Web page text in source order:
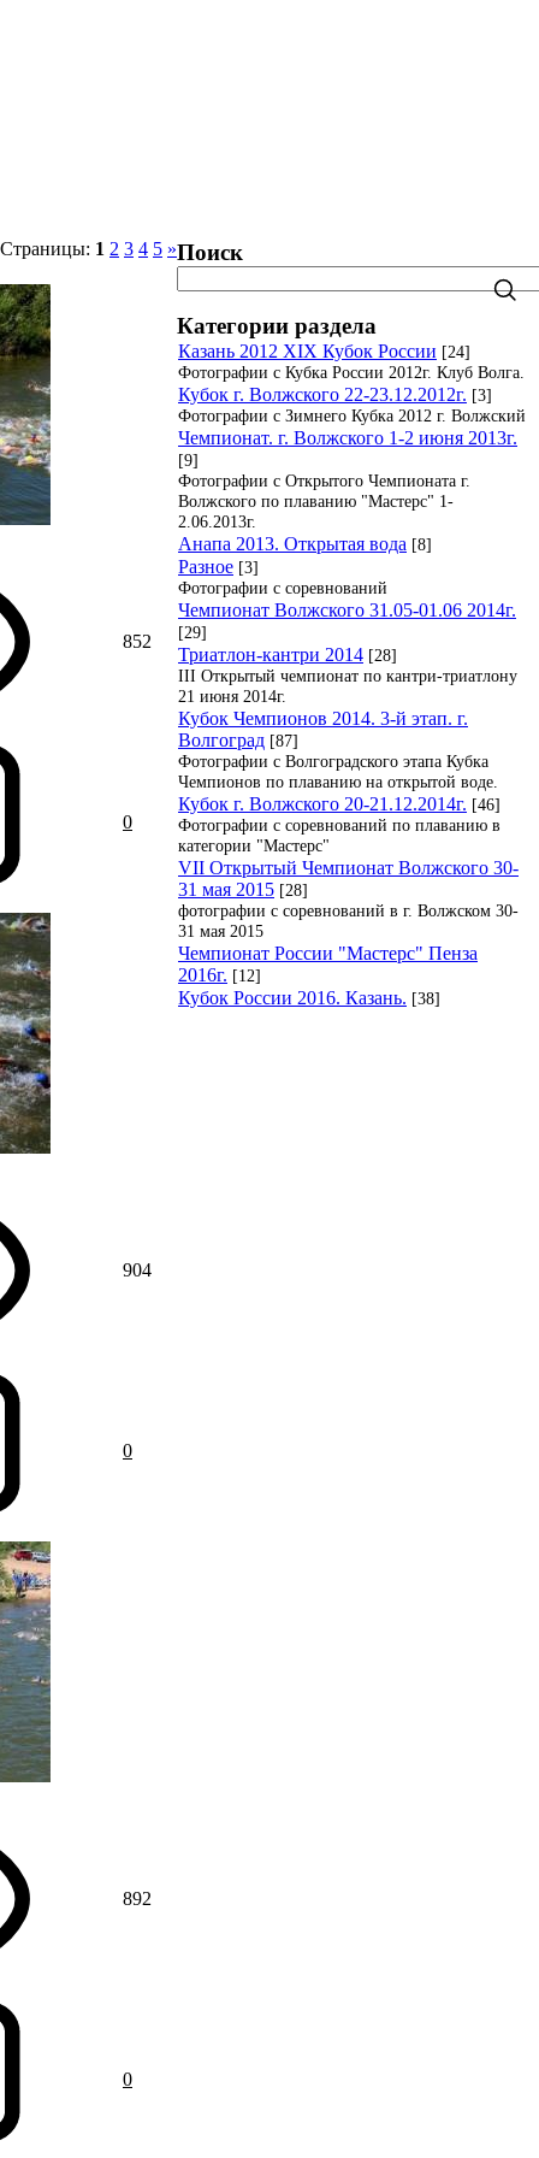
Страницы: 1 2 3 4 5 »
852
0
904
0
892
0
Поиск
Категории раздела
Казань 2012 XIX Кубок России [24]
Фотографии с Кубка России 2012г. Клуб Волга.
Кубок г. Волжского 22-23.12.2012г. [3]
Фотографии с Зимнего Кубка 2012 г. Волжский
Чемпионат. г. Волжского 1-2 июня 2013г.
[9]
Фотографии с Открытого Чемпионата г.
Волжского по плаванию "Мастерс" 1-
2.06.2013г.
Анапа 2013. Открытая вода [8]
Разное [3]
Фотографии с соревнований
Чемпионат Волжского 31.05-01.06 2014г.
[29]
Триатлон-кантри 2014 [28]
III Открытый чемпионат по кантри-триатлону
21 июня 2014г.
Кубок Чемпионов 2014. 3-й этап. г.
Волгоград [87]
Фотографии с Волгоградского этапа Кубка
Чемпионов по плаванию на открытой воде.
Кубок г. Волжского 20-21.12.2014г. [46]
Фотографии с соревнований по плаванию в
категории "Мастерс"
VII Открытый Чемпионат Волжского 30-
31 мая 2015 [28]
фотографии с соревнований в г. Волжском 30-
31 мая 2015
Чемпионат России "Мастерс" Пенза
2016г. [12]
Кубок России 2016. Казань. [38]